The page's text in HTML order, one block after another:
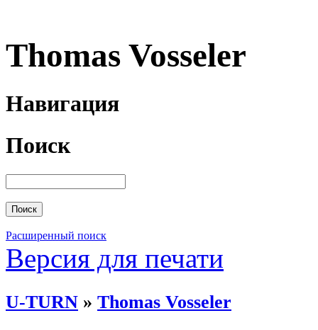
Thomas Vosseler
Навигация
Поиск
Расширенный поиск
Версия для печати
U-TURN » Thomas Vosseler